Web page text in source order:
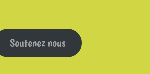
Soutenez nous